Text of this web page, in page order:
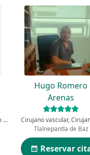
Cirujano general, Cirujano oncólogo
Hugo Romero
Arenas
Tlalnepantla de Baz
Reservar